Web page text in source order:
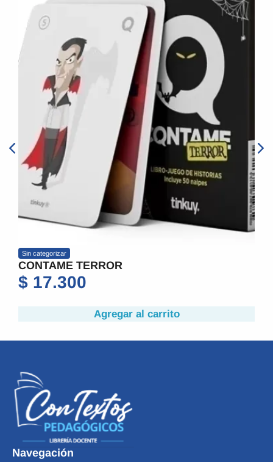
Sin categorizar
CONTAME TERROR
$ 17.300
Agregar al carrito
Navegación